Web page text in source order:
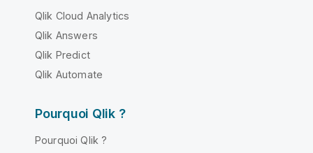
Qlik Cloud Analytics
Qlik Answers
Qlik Predict
Qlik Automate
Pourquoi Qlik ?
Pourquoi Qlik ?